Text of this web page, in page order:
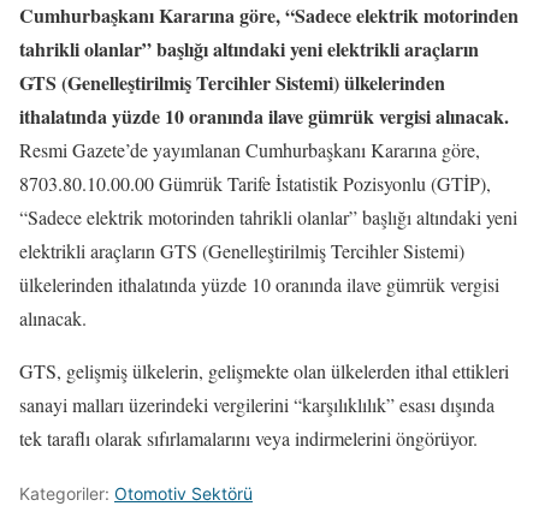
Cumhurbaşkanı Kararına göre, “Sadece elektrik motorinden
tahrikli olanlar” başlığı altındaki yeni elektrikli araçların
GTS (Genelleştirilmiş Tercihler Sistemi) ülkelerinden
ithalatında yüzde 10 oranında ilave gümrük vergisi alınacak.
Resmi Gazete’de yayımlanan Cumhurbaşkanı Kararına göre,
8703.80.10.00.00 Gümrük Tarife İstatistik Pozisyonlu (GTİP),
“Sadece elektrik motorinden tahrikli olanlar” başlığı altındaki yeni
elektrikli araçların GTS (Genelleştirilmiş Tercihler Sistemi)
ülkelerinden ithalatında yüzde 10 oranında ilave gümrük vergisi
alınacak.
GTS, gelişmiş ülkelerin, gelişmekte olan ülkelerden ithal ettikleri
sanayi malları üzerindeki vergilerini “karşılıklılık” esası dışında
tek taraflı olarak sıfırlamalarını veya indirmelerini öngörüyor.
Kategoriler: Otomotiv Sektörü